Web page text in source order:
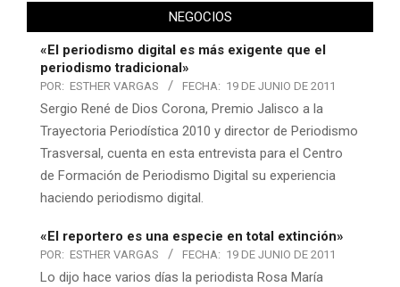
NEGOCIOS
«El periodismo digital es más exigente que el
periodismo tradicional»
POR: ESTHER VARGAS FECHA: 19 DE JUNIO DE 2011
Sergio René de Dios Corona, Premio Jalisco a la
Trayectoria Periodística 2010 y director de Periodismo
Trasversal, cuenta en esta entrevista para el Centro
de Formación de Periodismo Digital su experiencia
haciendo periodismo digital.
«El reportero es una especie en total extinción»
POR: ESTHER VARGAS FECHA: 19 DE JUNIO DE 2011
Lo dijo hace varios días la periodista Rosa María